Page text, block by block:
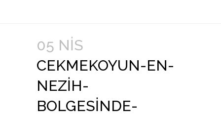
05 NIS
CEKMEKOYUN-EN-
NEZIH-
BOLGESINDE-